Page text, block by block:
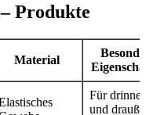
Produkte
Material
Für
und